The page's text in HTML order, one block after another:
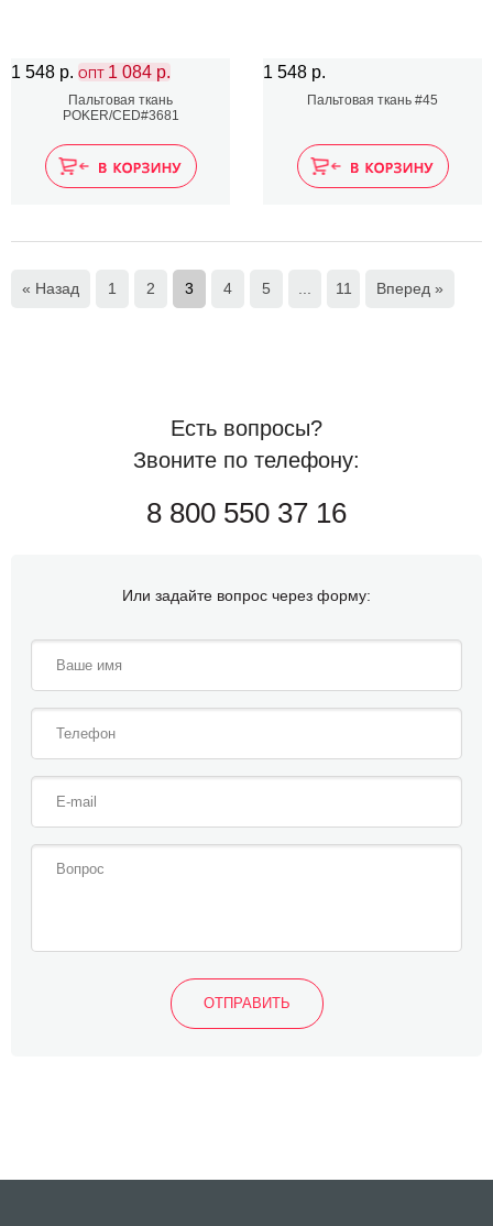
1 548 р. ОПТ 1 084 р.
Пальтовая ткань
POKER/CED#3681
1 548 р.
Пальтовая ткань #45
« Назад 1 2 3 4 5 11 Вперед »
Есть вопросы?
Звоните по телефону:
8 800 550 37 16
Или задайте вопрос через форму: